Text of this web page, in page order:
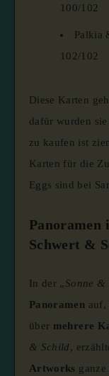
100/102
Palkia
102/102
Diese Karten
dafür wurden
zu kaufen ist
Karten für die
Eggs sind bei
Panoramen
Schwert &
In der „ Sonne &
Panoramen auf,
über mehrere
& Schild,
Artworks ganze